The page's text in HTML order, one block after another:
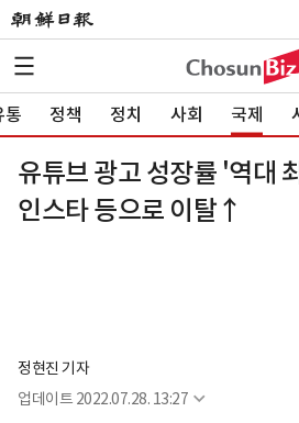
통 정책 정치 사회 국제
유튜브 광고 성장률 '역대
인스타 등으로 이탈↑
정현진 기자
업데이트 2022.07.28. 13:27